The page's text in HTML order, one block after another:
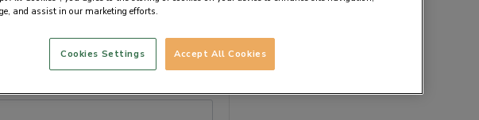
and assist in our marketing efforts.
Accept All Cookies
Cookies Settings